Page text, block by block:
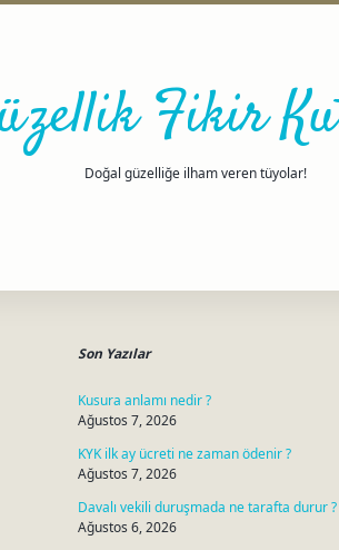
Fikir
Doğal güzelliğe ilham veren tüyolar!
Son Yazılar
Kusura anlamı nedir ?
Ağustos 7, 2026
KYK ilk ay ücreti ne zaman ödenir ?
Ağustos 7, 2026
Davalı vekili duruşmada ne tarafta durur ?
Ağustos 6, 2026